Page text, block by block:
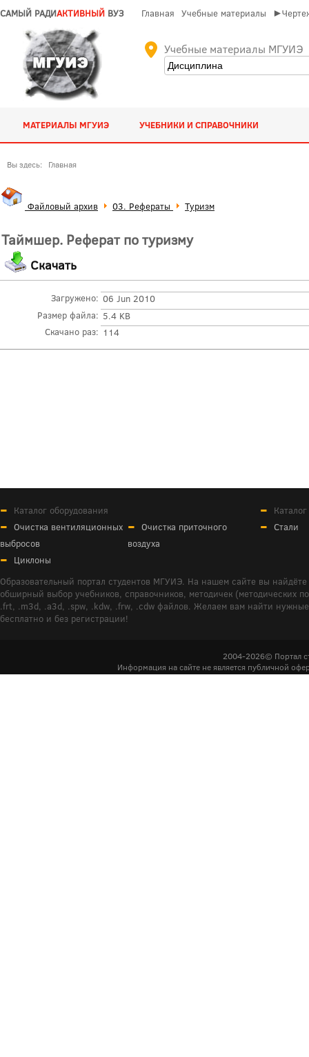
САМЫЙ РАДИАКТИВНЫЙ ВУЗ Главная Учебные материалы
Учебные материалы МГУИЭ
МАТЕРИАЛЫ МГУИЭ УЧЕБНИКИ И СПРАВОЧНИКИ
Вы здесь: Главная
Файловый архив 03. Рефераты Туризм
Таймшер. Реферат по туризму
Скачать
Загружено: 06 Jun 2010
Размер файла: 5.4 KB
Скачано раз: 114
Каталог оборудования
Очистка вентиляционных
выбросов
Очистка приточного
воздуха
Циклоны
Стали
Образовательный портал студентов МГУИЭ. На нашем сайте вы
обширный выбор учебников, справочников, методичек (методических
.frt, .m3d, .a3d, .spw, .kdw, .frw, .cdw файлов. Желаем вам найти
бесплатно и без регистрации!
2004-2026© Портал
Информация на сайте не является публичной